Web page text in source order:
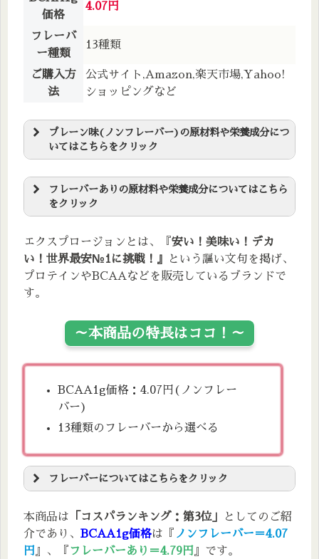
価格
4.07円
フレーバ
ー種類
13種類
ご購入方
法
公式サイト,Amazon,楽天市場,Yahoo!
ショッピングなど
プレーン味(ノンフレーバー)の原材料や栄養成分につ
いてはこちらをクリック
L-ロイシン、L-イソロイシン、L-バリン、クエン酸、
β-アラニン、HMBCa
エネルギー
39.6kcal 炭水化物
3.3g
たんぱく質
9.6g 食塩相当量
0g
BCAA：9,632㎎(バリン：2,408㎎・ロイシ
ン：4,816㎎・イソロイシン：2,408㎎）
フレーバーありの原材料や栄養成分についてはこちら
をクリック
L-ロイシン、L-イソロイシン、L-バリン、クエン酸、
β-アラニン、HMBCa、クチナシ色素、甘味料(スクラ
ロース・アセスルファムK・ステビア)、マルトデキス
エネルギー
39.3kcal 炭水化物
アミノ酸
ン：4,100㎎・イソロイシン：2,050㎎）
エクスプロージョンとは、『安い！ 美味い！ デカ
い！ 世界最安№1に挑戦！』
という謳い文句を掲げ、
プロテインやBCAAなどを販売しているブランドで
す。
～本商品の特長はココ！～
BCAA1g価格：4.07円(ノンフレー
バー)
13種類のフレーバーから選べる
フレーバーについてはこちらをクリック
コーラ味
本商品は 「コスパランキング：第3位」
としてのご紹
介であり、 BCAA1g価格は『 ノンフレーバー＝4.07
円 』、『 フレーバーあり＝4.79円 』です。